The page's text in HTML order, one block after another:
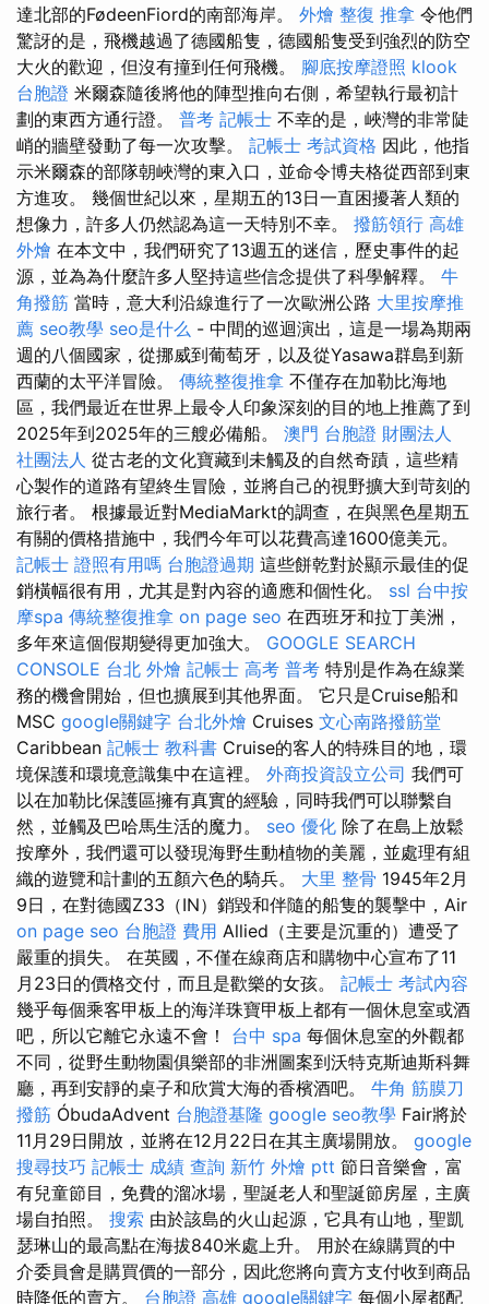
達北部的FødeenFiord的南部海岸。 外燴 整復 推拿 令他們
驚訝的是，飛機越過了德國船隻，德國船隻受到強烈的防空
大火的歡迎，但沒有撞到任何飛機。 腳底按摩證照 klook
台胞證 米爾森隨後將他的陣型推向右側，希望執行最初計
劃的東西方通行證。 普考 記帳士 不幸的是，峽灣的非常陡
峭的牆壁發動了每一次攻擊。 記帳士 考試資格 因此，他指
示米爾森的部隊朝峽灣的東入口，並命令博夫格從西部到東
方進攻。 幾個世紀以來，星期五的13日一直困擾著人類的
想像力，許多人仍然認為這一天特別不幸。 撥筋領行 高雄
外燴 在本文中，我們研究了13週五的迷信，歷史事件的起
源，並為為什麼許多人堅持這些信念提供了科學解釋。 牛
角撥筋 當時，意大利沿線進行了一次歐洲公路 大里按摩推
薦 seo教學 seo是什么 - 中間的巡迴演出，這是一場為期兩
週的八個國家，從挪威到葡萄牙，以及從Yasawa群島到新
西蘭的太平洋冒險。 傳統整復推拿 不僅存在加勒比海地
區，我們最近在世界上最令人印象深刻的目的地上推薦了到
2025年到2025年的三艘必備船。 澳門 台胞證 財團法人
社團法人 從古老的文化寶藏到未觸及的自然奇蹟，這些精
心製作的道路有望終生冒險，並將自己的視野擴大到苛刻的
旅行者。 根據最近對MediaMarkt的調查，在與黑色星期五
有關的價格措施中，我們今年可以花費高達1600億美元。
記帳士 證照有用嗎 台胞證過期 這些餅乾對於顯示最佳的促
銷橫幅很有用，尤其是對內容的適應和個性化。 ssl 台中按
摩spa 傳統整復推拿 on page seo 在西班牙和拉丁美洲，
多年來這個假期變得更加強大。 GOOGLE SEARCH
CONSOLE 台北 外燴 記帳士 高考 普考 特別是作為在線業
務的機會開始，但也擴展到其他界面。 它只是Cruise船和
MSC google關鍵字 台北外燴 Cruises 文心南路撥筋堂
Caribbean 記帳士 教科書 Cruise的客人的特殊目的地，環
境保護和環境意識集中在這裡。 外商投資設立公司 我們可
以在加勒比保護區擁有真實的經驗，同時我們可以聯繫自
然，並觸及巴哈馬生活的魔力。 seo 優化 除了在島上放鬆
按摩外，我們還可以發現海野生動植物的美麗，並處理有組
織的遊覽和計劃的五顏六色的騎兵。 大里 整骨 1945年2月
9日，在對德國Z33（IN）銷毀和伴隨的船隻的襲擊中，Air
on page seo 台胞證 費用 Allied（主要是沉重的）遭受了
嚴重的損失。 在英國，不僅在線商店和購物中心宣布了11
月23日的價格交付，而且是歡樂的女孩。 記帳士 考試內容
幾乎每個乘客甲板上的海洋珠寶甲板上都有一個休息室或酒
吧，所以它離它永遠不會！ 台中 spa 每個休息室的外觀都
不同，從野生動物園俱樂部的非洲圖案到沃特克斯迪斯科舞
廳，再到安靜的桌子和欣賞大海的香檳酒吧。 牛角 筋膜刀
撥筋 ÓbudaAdvent 台胞證基隆 google seo教學 Fair將於
11月29日開放，並將在12月22日在其主廣場開放。 google
搜尋技巧 記帳士 成績 查詢 新竹 外燴 ptt 節日音樂會，富
有兒童節目，免費的溜冰場，聖誕老人和聖誕節房屋，主廣
場自拍照。 搜索 由於該島的火山起源，它具有山地，聖凱
瑟琳山的最高點在海拔840米處上升。 用於在線購買的中
介委員會是購買價的一部分，因此您將向賣方支付收到商品
時降低的賣方。 台胞證 高雄 google關鍵字 每個小屋都配